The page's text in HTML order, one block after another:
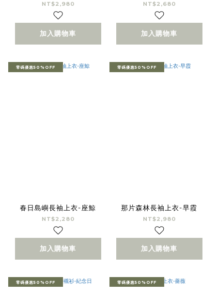
NT$2,980
加入購物車
NT$2,680
加入購物車
零碼優惠50%OFF
春日島嶼長袖上衣-座鯨
NT$2,280
加入購物車
零碼優惠50%OFF
那片森林長袖上衣-早霞
NT$2,980
加入購物車
零碼優惠50%OFF 零碼優惠50%OFF